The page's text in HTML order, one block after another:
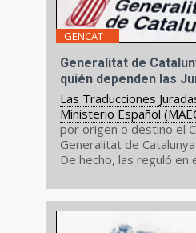
GENCAT
Generalitat de
quién dependen las
Las Traducciones
Ministerio Español
por origen o destino el
Generalitat de
De hecho, las reguló en